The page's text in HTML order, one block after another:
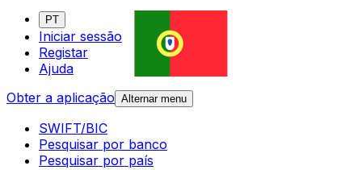
PT
Iniciar sessão
Registar
Ajuda
Obter a aplicação Alternar menu
SWIFT/BIC
Pesquisar por banco
Pesquisar por país